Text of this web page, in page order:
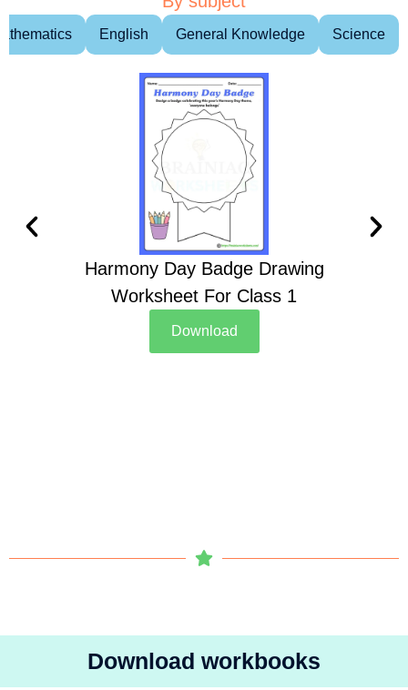
English General Knowledge Science
Harmony Day Badge Drawing
Worksheet For Class 1
Download
Download workbooks